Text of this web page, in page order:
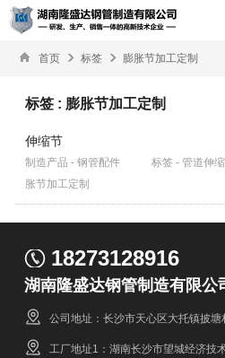
首页 标签 膨胀节加工定制
标签 : 膨胀节加工定制
伸缩节
制造产品 - 钢管配件
标签 - 管道伸
胀节加工定制
18273128916
湖南隆盛达钢管制造有限公
公司地址：长沙市天心区大托镇披
工厂地址1：湖南长沙市望城经济技